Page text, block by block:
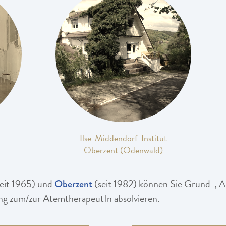
Ilse-Middendorf-Institut
Oberzent (Odenwald)
1965) und Oberzent(seit 1982) können Sie Grund-,
zum/zur AtemtherapeutIn absolvieren.